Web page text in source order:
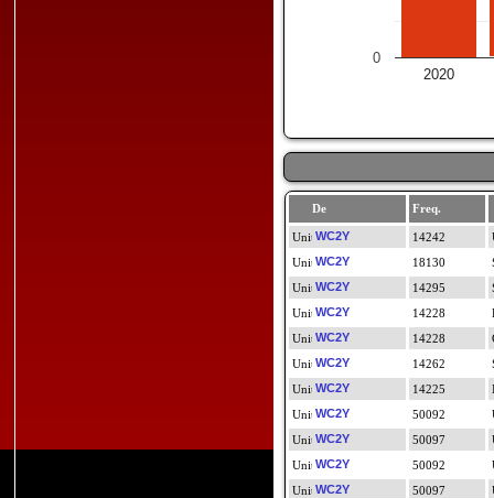
2020
0
De Freq.
WC2Y
14242
WC2Y
18130
WC2Y
14295
WC2Y
14228
WC2Y
14228
WC2Y
14262
WC2Y
14225
WC2Y
50092
WC2Y
50097
WC2Y
50092
WC2Y
50097